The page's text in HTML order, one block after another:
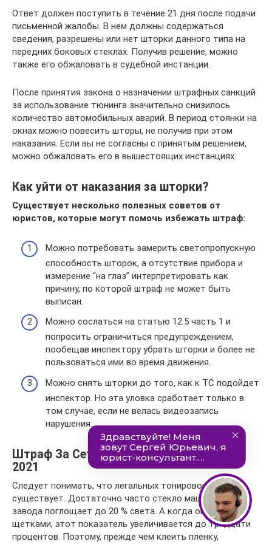
Ответ должен поступить в течение 21 дня после подачи
письменной жалобы. В нем должны содержаться
сведения, разрешены или нет шторки данного типа на
передних боковых стеклах. Получив решение, можно
также его обжаловать в судебной инстанции.
После принятия закона о назначении штрафных санкций
за использование тюнинга значительно снизилось
количество автомобильных аварий. В период стоянки на
окнах можно повесить шторы, не получив при этом
наказания. Если вы не согласны с принятым решением,
можно обжаловать его в вышестоящих инстанциях.
Как уйти от наказания за шторки?
Существует несколько полезных советов от
юристов, которые могут помочь избежать штраф:
Можно потребовать замерить светопропускную
способность шторок, а отсутствие прибора и
измерение “на глаз” интерпретировать как
причину, по которой штраф не может быть
выписан.
Можно сослаться на статью 12.5 часть 1 и
попросить ограничиться предупреждением,
пообещав инспектору убрать шторки и более не
пользоваться ими во время движения.
Можно снять шторки до того, как к ТС подойдет
инспектор. Но эта уловка сработает только в
том случае, если не велась видеозапись
нарушения.
Штраф За Сетки На Передних Стеклах
2021
Следует понимать, что легальных тонировок не
существует. Достаточно часто стекло машины уже с
завода поглощает до 20 % света. А когда оно затерто
щетками, этот показатель увеличивается до тридцати
процентов. Поэтому, прежде чем клеить пленку,